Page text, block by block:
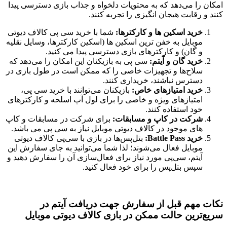
می‌دهد که به محتویات دلخواه و جذاب بازی دسترسی پیدا
هیجان انگیزی را تجربه کنند.
اسکین ها و کارکترها:شما با خرید سی پی کالاف دیوتی
به خفن ترین اسکین ها (اسکین کارکترها، وسایل نقلیه
و کارکترهای بازی دسترسی پیدا می کنید.
گان و آیتم:سی پی به بازیکنان این امکان را می‌دهد که
و تجهیزات خاصی را که ممکن است در طول بازی در
نباشند، خریداری کنند.
امتیازهای خاص:بازیکنان می‌توانند با خرید سی پی،
ویژه و خاصی را برای لول آپ اسلحه و کارکترهای
استفاده کنند.
در کاپ و مسابقات:برای شرکت در مسابقات و کاپ
موجود در کالاف دیوتی موبایل نیاز به سی پی می باشد.
بتل‌پس‌ها در بازی با سی‌پی کالاف دیوتی
فعال می‌شوند؛ لذا شما می‌توانید به جای سفارش این
سی‌پی مورد نیاز برای فعال‌سازی آن را سفارش دهید و
بتل‌پس را برای خود فعال کنید.
قبل از سفارش جهت دریافت آیتم در
حالت ممکن در بازی کالاف دیوتی موبایل